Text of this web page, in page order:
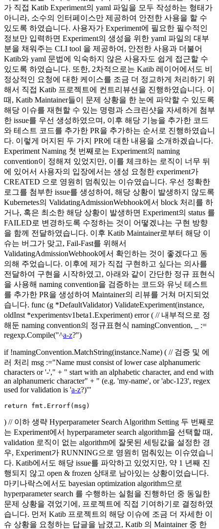
가 직접 Katib Experiment의 yaml 파일을 모두 작성하는 형태가
아니라, 소수의 인터페이스만 제공하여 안전한 사용을 할 수
있도록 하였습니다. 사용자가 Experiment에 필요한 필수적인
정보만 입력하면 Experiment의 생성을 위한 yaml 파일의 대부
분을 채워주는 CLI tool 을 제공하여, 안전한 사용과 더불어
Katib와 yaml 문법에 익숙하지 않은 사용자도 쉽게 접근할 수
있도록 하였습니다. 또한, 2차적으로는 Katib 레이어에서도 비
정상적인 요청에 대한 케이스를 조금 더 정교하게 처리하기 위
해서 직접 Katib 프로젝트에 컨트리뷰션을 진행하였습니다. 이
때, Katib Maintainer들이 문제 상황을 한 눈에 파악할 수 있도록
해당 이슈를 재현할 수 있는 명령과 스크린샷을 자세하게 첨부
한 issue를 우선 생성하였으며, 이후 해당 기능을 추가한 코드
와 테스트 코드를 추가한 PR을 추가하는 순서로 진행하였습니
다. 이렇게 머지된 두 가지 PR에 대한 내용을 소개하겠습니다.
Experiment Naming 첫 번째로는 Experiment의 naming
convention이 정해져 있었지만, 이를 체크하는 로직이 너무 뒤
에 있어서 사용자의 입장에서는 생성 요청한 experiment가
CREATED 으로 영원히 멈춰있는 이슈였습니다. 우선 정확한
로그를 첨부한 issue를 생성하여, 해당 상황이 발생하지 않도록
Kubernetes의 ValidatingAdmissionWebhook에서 block 처리를 하
거나, 혹은 최소한 해당 상황이 발생하면 Experiment의 status 를
FAILED로 변경하도록 수정하는 것이 어떻겠냐는 구현 방향
을 함께 전달하였습니다. 이후 Katib Maintainer로부터 해당 이
슈는 버그가 맞고, Fail-Fast를 위해서
ValidatingAdmissionWebhook에서 확인하는 것이 좋겠다고 동
의해 주었습니다. 이후에 제가 직접 구현하고 싶다는 의사를
전달하여 구현을 시작하였고, 아래와 같이 간단한 정규 표현식
을 사용해 naming convention을 검증하는 코드와 유닛 테스트
를 추가한 PR을 생성하여 Maintainer의 리뷰를 거쳐 머지되었
습니다. func (g *DefaultValidator) ValidateExperiment(instance,
oldInst *experimentsv1beta1.Experiment) error ( // 내부적으로 정
해둔 naming convention의 정규표현식 namingConvention, _ :=
regexp.Compile("^a-z?")
if !namingConvention.MatchString(instance.Name) ( // 검증 및 에
러 처리 msg :="Name must consist of lower case alphanumeric
characters or '-'," + " start with an alphabetic character, and end with
an alphanumeric character" + " (e.g. 'my-name', or 'abc-123', regex
used for validation is 'a-z?)'"
) // 이하 생략 Hyperparameter Search Algorithm Setting 두 번째로
는 Experiment에서 hyperparameter search algorithm을 선택할 때,
validation 로직이 없는 algorithm에 잘못된 세팅값을 설정한 경
우, Experiment가 RUNNING으로 영원히 멈춰있는 이슈였습니
다. Katib에서도 해당 issue를 파악하고 있었지만, 약 1 년째 진
행되지 않고 open & frozen 상태로 남아있는 상황이었습니다.
마키나락스에서도 bayesian optimization algorithm으로
hyperparameter search 를 수행하는 실험을 진행하던 중 동일한
문제 상황을 겪었기에, 프로젝트에 직접 기여하기로 결정하였
습니다. 먼저 Katib 프로젝트의 해당 이슈에 조금 더 자세한 이
슈 상황을 요청하는 답글을 남겼고, Katib 의 Maintainer 중 한